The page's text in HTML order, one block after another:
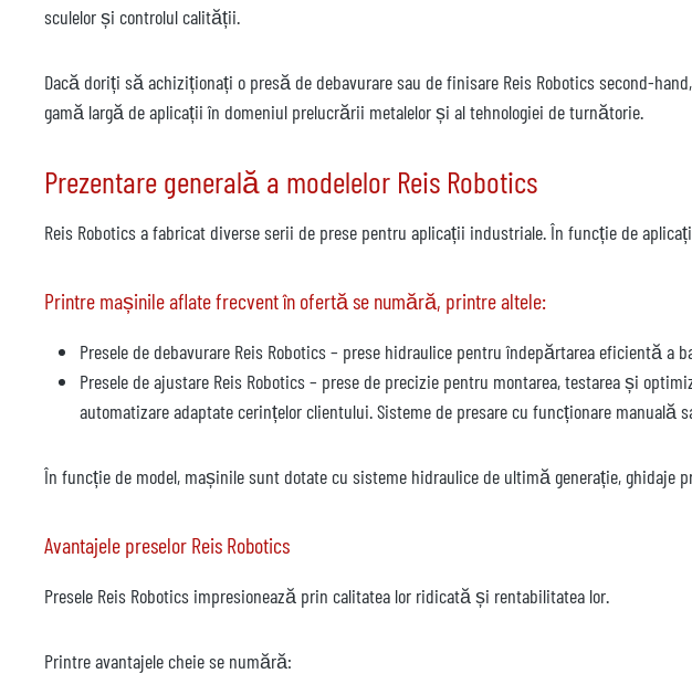
sculelor și controlul calității.
Dacă doriți să achiziționați o presă de debavurare sau de finisare Reis Robotics second-
gamă largă de aplicații în domeniul prelucrării metalelor și al tehnologiei de turnătorie.
Prezentare generală a modelelor Reis Robotics
Reis Robotics a fabricat diverse serii de prese pentru aplicații industriale. În funcție de
Printre mașinile aflate frecvent în ofertă se numără, printre altele:
Presele de debavurare Reis Robotics – prese hidraulice pentru îndepărtarea eficientă
Presele de ajustare Reis Robotics – prese de precizie pentru montarea, testarea și
automatizare adaptate cerințelor clientului. Sisteme de presare cu funcționare manuală
În funcție de model, mașinile sunt dotate cu sisteme hidraulice de ultimă generație, ghidaje
Avantajele preselor Reis Robotics
Presele Reis Robotics impresionează prin calitatea lor ridicată și rentabilitatea lor.
Printre avantajele cheie se numără: